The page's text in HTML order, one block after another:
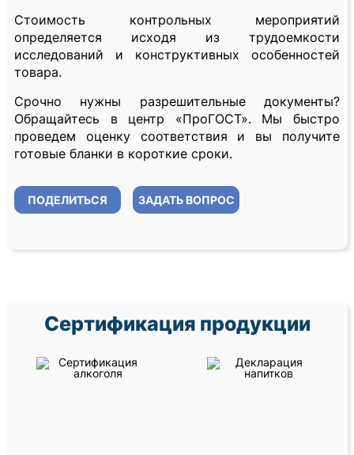
Стоимость контрольных мероприятий
определяется исходя из трудоемкости
исследований и конструктивных особенностей
товара.
Срочно нужны разрешительные документы?
Обращайтесь в центр «ПроГОСТ». Мы быстро
проведем оценку соответствия и вы получите
готовые бланки в короткие сроки.
ПОДЕЛИТЬСЯ ЗАДАТЬ ВОПРОС
Сертификация продукции